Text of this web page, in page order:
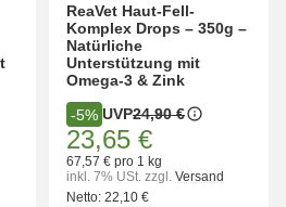
ReaVet Haut-Fell-
Komplex Drops – 350g –
Natürliche
Unterstützung mit
Omega-3 & Zink
-5% UVP24,90 €
23,65 €
67,57 € pro 1 kg
inkl. 7% USt. zzgl. Versand
Netto: 22,10 €